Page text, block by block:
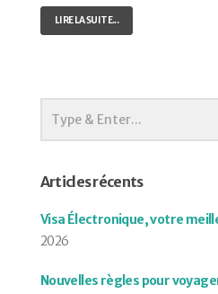
LIRE LA SUITE...
Articles récents
Visa Électronique, votre
2026
Nouvelles règles pour